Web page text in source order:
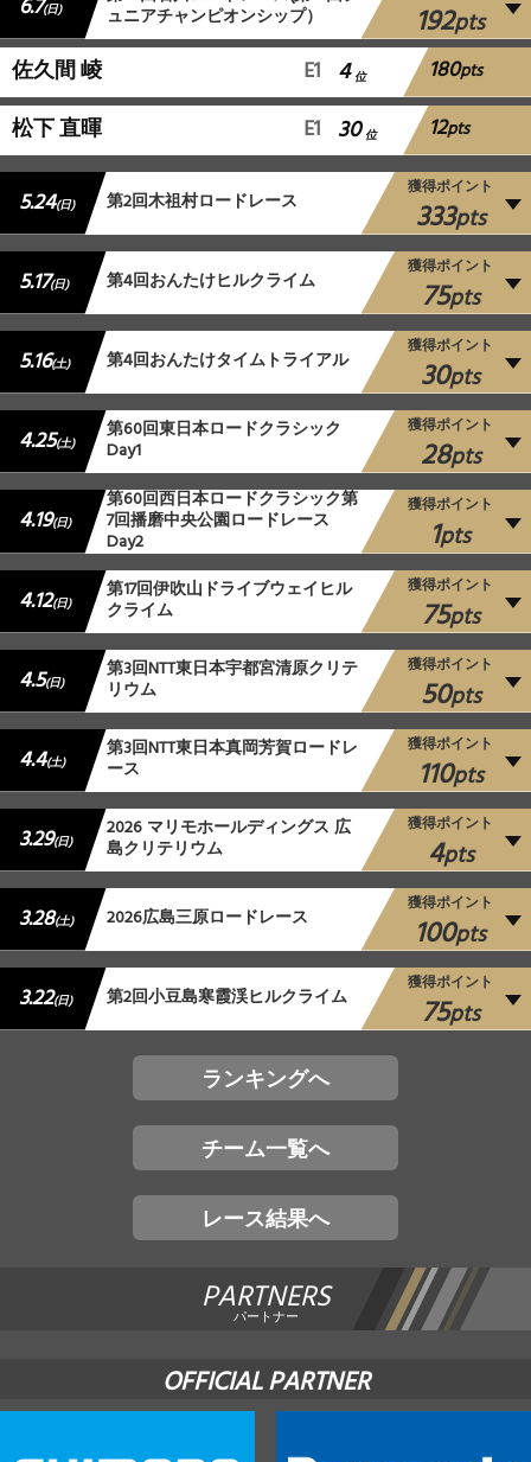
6.7(日) ュニアチャンピオンシップ） 192pts
佐久間 崚 E1 4 位 180pts
松下 直暉 E1 30 位 12pts
5.24(日) 第2回木祖村ロードレース
獲得ポイント
333pts
5.17(日) 第4回おんたけヒルクライム
獲得ポイント
75pts
5.16(土) 第4回おんたけタイムトライアル
獲得ポイント
30pts
4.25(土) 第60回東日本ロードクラシック
Day1
獲得ポイント
28pts
4.19(日)
第60回西日本ロードクラシック第
7回播磨中央公園ロードレース
Day2
獲得ポイント
1pts
4.12(日) 第17回伊吹山ドライブウェイヒル
クライム
獲得ポイント
75pts
4.5(日) 第3回NTT東日本宇都宮清原クリテ
リウム
獲得ポイント
50pts
4.4(土) 第3回NTT東日本真岡芳賀ロードレ
ース
獲得ポイント
110pts
3.29(日) 2026 マリモホールディングス 広
島クリテリウム
獲得ポイント
4pts
3.28(土) 2026広島三原ロードレース
獲得ポイント
100pts
3.22(日) 第2回小豆島寒霞渓ヒルクライム
獲得ポイント
75pts
ランキングへ
チーム一覧へ
レース結果へ
PARTNERS
パートナー
OFFICIAL PARTNER